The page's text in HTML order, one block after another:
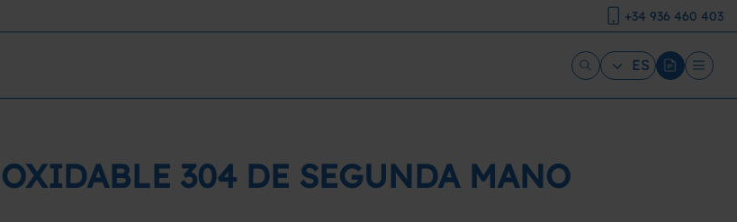
+34 936 460 403
ES
304 DE SEGUNDA MANO